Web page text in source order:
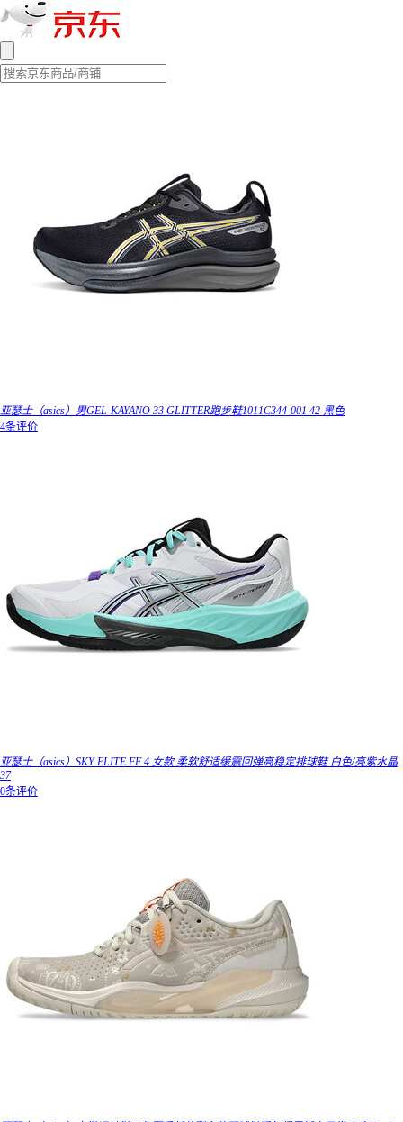
亚瑟士（asics）男GEL-KAYANO 33 GLITTER跑步鞋1011C344-001 42 黑色
4条评价
亚瑟士（asics）SKY ELITE FF 4 女款 柔软舒适缓震回弹高稳定排球鞋 白色/亮紫水晶
37
0条评价